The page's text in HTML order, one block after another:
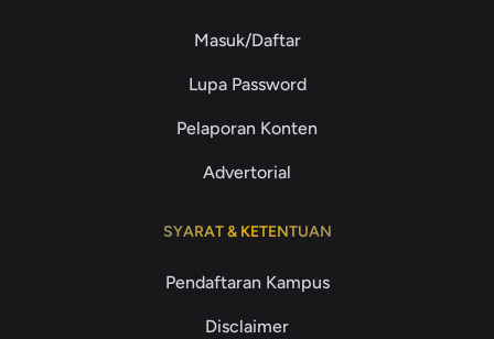
Masuk/Daftar
Lupa Password
Pelaporan Konten
Advertorial
SYARAT & KETENTUAN
Pendaftaran Kampus
Disclaimer